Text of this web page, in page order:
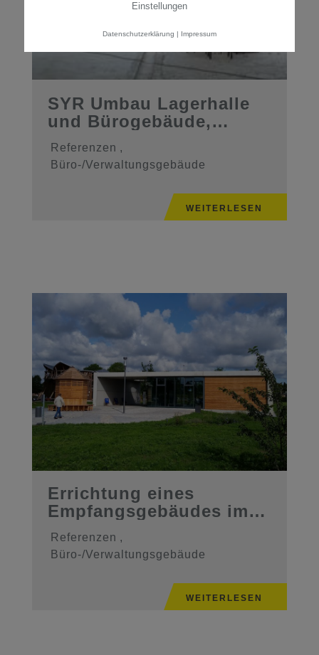
SYR Umbau Lagerhalle
und Bürogebäude,
Mühlenstr. 6 ...
Referenzen ,
Büro-/Verwaltungsgebäude
WEITERLESEN
Errichtung eines
Empfangsgebäudes im
Solegarten St ...
Referenzen ,
Büro-/Verwaltungsgebäude
WEITERLESEN
Einstellungen
Datenschutzerklärung Impressum